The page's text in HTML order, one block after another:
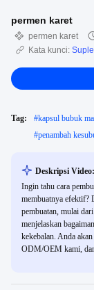
permen karet
permen karet
Kata kunci:
Tag: #kapsul bubuk
#penambah
Deskripsi Video:
Ingin tahu cara
membuatnya efektif?
pembuatan, mulai
menjelaskan
kekebalan. Anda
ODM/OEM kami,